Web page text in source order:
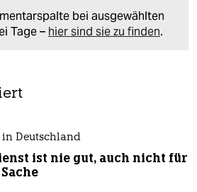
bei ausgewählten
Tage – hier sind sie zu finden.
Deutschland
ist nie gut, auch nicht für